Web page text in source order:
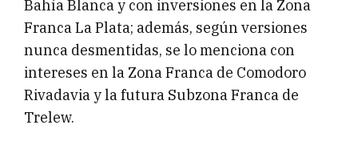
Bahía Blanca y con inversiones en la Zona
Franca La Plata; además, según versiones
nunca desmentidas, se lo menciona con
intereses en la Zona Franca de Comodoro
Rivadavia y la futura Subzona Franca de
Trelew.